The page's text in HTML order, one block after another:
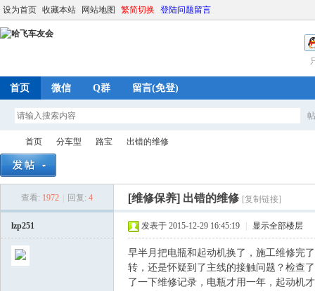
设为首页 收藏本站 网站地图 繁简切换 登陆问题留言
首页 微信 Q群 留言(免登)
首页
›
分车型
›
路宝 出错的维修
查看: 1972 回复: 4 [维修保养] 出错的维修 [复制链接]
lzp251 发表于 2015-12-29 16:45:19 显示全部楼层
早半月把电瓶和起动机换了，施工维修完
转，还是怀疑到了主线的接触问题？检查
了一下维修记录，电瓶才用一年，起动机